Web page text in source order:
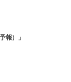
）」